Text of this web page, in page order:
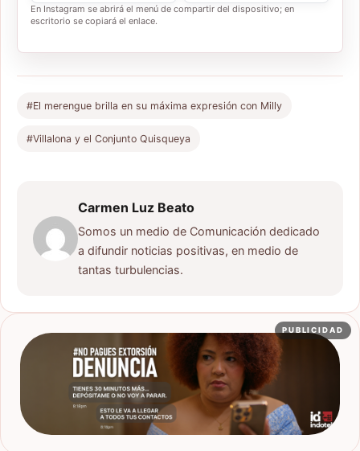
En Instagram se abrirá el menú de compartir del dispositivo; en
escritorio se copiará el enlace.
#El merengue brilla en su máxima expresión con Milly
#Villalona y el Conjunto Quisqueya
Carmen Luz Beato
Somos un medio de Comunicación dedicado
a difundir noticias positivas, en medio de
tantas turbulencias.
PUBLICIDAD